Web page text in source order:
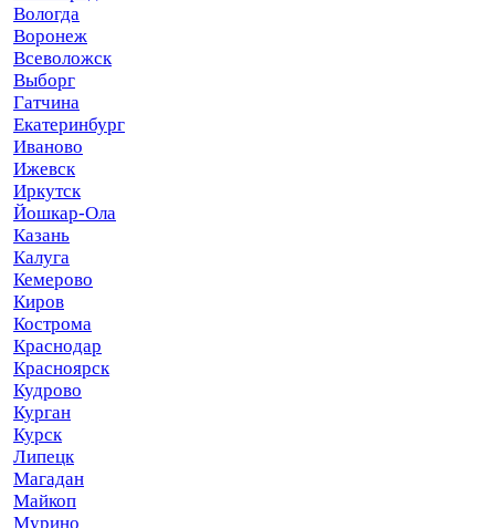
Вологда
Воронеж
Всеволожск
Выборг
Гатчина
Екатеринбург
Иваново
Ижевск
Иркутск
Йошкар-Ола
Казань
Калуга
Кемерово
Киров
Кострома
Краснодар
Красноярск
Кудрово
Курган
Курск
Липецк
Магадан
Майкоп
Мурино